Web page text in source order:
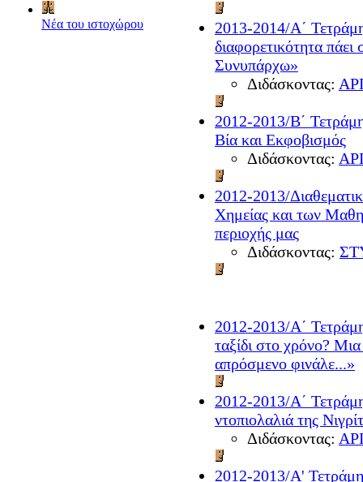
Νέα του ιστοχώρου
2013-2014/A΄
διαφορετικότητα
Συνυπάρχω»
Διδάσκοντας:
2012-2013/Β΄
Βία και Εκφοβισμός
Διδάσκοντας:
2012-2013/
Χημείας και των
περιοχής μας
Διδάσκοντας:
2012-2013/A΄
ταξίδι στο χρόνο?
απρόσμενο φινάλε...»
2012-2013/Α΄
ντοπιολαλιά της
Διδάσκοντας:
2012-2013/Α'